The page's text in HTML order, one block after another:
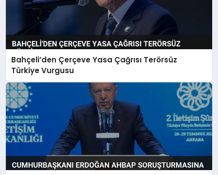
Bahçeli’den Çerçeve Yasa Çağrısı Terörsüz
Türkiye Vurgusu